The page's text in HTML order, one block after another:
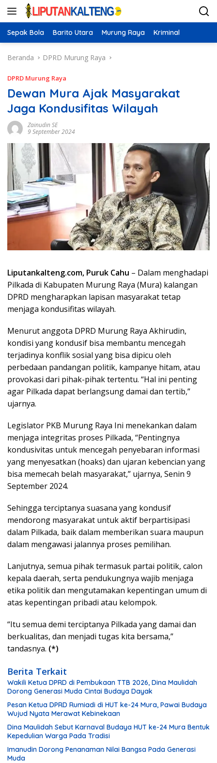
Langsung
Sepak Bola Barito Utara Murung Raya Kriminal
Beranda DPRD Murung Raya
DPRD Murung Raya
Dewan Mura Ajak Masyarakat
Jaga Kondusifitas Wilayah
Zainudin SE
9 September 2024
Liputankalteng.com, Puruk Cahu – Dalam menghadapi
Pilkada di Kabupaten Murung Raya (Mura) kalangan
DPRD mengharapkan lapisan masyarakat tetap
menjaga kondusifitas wilayah.
Menurut anggota DPRD Murung Raya Akhirudin,
kondisi yang kondusif bisa membantu mencegah
terjadinya konflik sosial yang bisa dipicu oleh
perbedaan pandangan politik, kampanye hitam, atau
provokasi dari pihak-pihak tertentu. “Hal ini penting
agar Pilkada dapat berlangsung damai dan tertib,”
ujarnya.
Legislator PKB Murung Raya Ini menekankan dalam
menjaga integritas proses Pilkada, “Pentingnya
kondusivitas untuk mencegah penyebaran informasi
yang menyesatkan (hoaks) dan ujaran kebencian yang
bisa memecah belah masyarakat,” ujarnya, Senin 9
September 2024.
Sehingga terciptanya suasana yang kondusif
mendorong masyarakat untuk aktif berpartisipasi
dalam Pilkada, baik dalam memberikan suara maupun
dalam mengawasi jalannya proses pemilihan.
Lanjutnya, semua pihak termasuk partai politik, calon
kepala daerah, serta pendukungnya wajib menjaga
etika politik dan mengutamakan kepentingan umum di
atas kepentingan pribadi atau kelompok.
“Itu semua demi terciptanya Pilkada yang damai dan
berkualitas, dan menjadi tugas kita bersama,”
tandasnya. (*)
Berita Terkait
Wakili Ketua DPRD di Pembukaan TTB 2026, Dina Maulidah
Dorong Generasi Muda Cintai Budaya Dayak
Pesan Ketua DPRD Rumiadi di HUT ke-24 Mura, Pawai Budaya
Wujud Nyata Merawat Kebinekaan
Dina Maulidah Sebut Karnaval Budaya HUT ke-24 Mura Bentuk
Kepedulian Warga Pada Tradisi
Imanudin Dorong Penanaman Nilai Bangsa Pada Generasi
Muda